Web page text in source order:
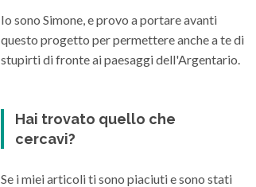
Io sono Simone, e provo a portare avanti
questo progetto per permettere anche a te di
stupirti di fronte ai paesaggi dell'Argentario.
Hai trovato quello che
cercavi?
Se i miei articoli ti sono piaciuti e sono stati